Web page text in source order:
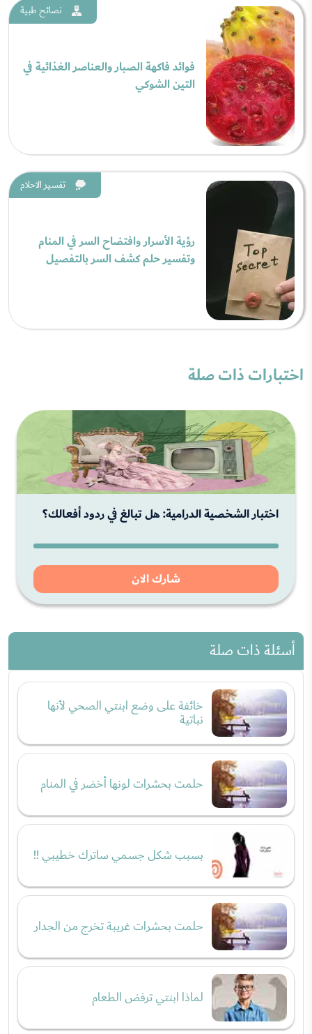
نصائح طبية
فوائد فاكهة الصبار والعناصر الغذائية في
التين الشوكي
تفسير الاحلام
رؤية الأسرار وافتضاح السر في المنام
وتفسير حلم كشف السر بالتفصيل
اختبارات ذات صلة
اختبار الشخصية الدرامية: هل تبالغ في ردود أفعالك؟
شارك الان
أسئلة ذات صلة
خائفة على وضع ابنتي الصحي لأنها
نباتية
حلمت بحشرات لونها أخضر في المنام
بسبب شكل جسمي ساترك خطيبي !!
حلمت بحشرات غريبة تخرج من الجدار
لماذا ابنتي ترفض الطعام